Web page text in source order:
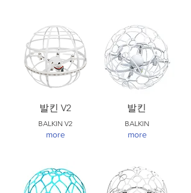
발킨 V2
BALKIN V2
more
발킨
BALKIN
more